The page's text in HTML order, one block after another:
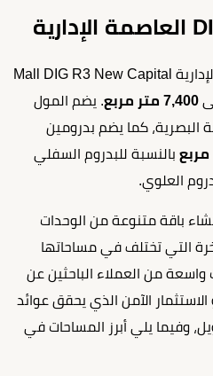
يتميز مول DIG R3 العاصمة الإدارية Mall DIG R3 New Capital
7,400 متر مربع
. يضم المول
البصرية، كما يضم بدرومين
بالنسبة للبدروم السفلي
العلوي.
باقة متنوعة من الوحدات
التي تختلف في مساحاتها
من العملاء الباحثين عن
الآمن الذي يحقق عوائد
وفيما يلي أبرز المساحات في